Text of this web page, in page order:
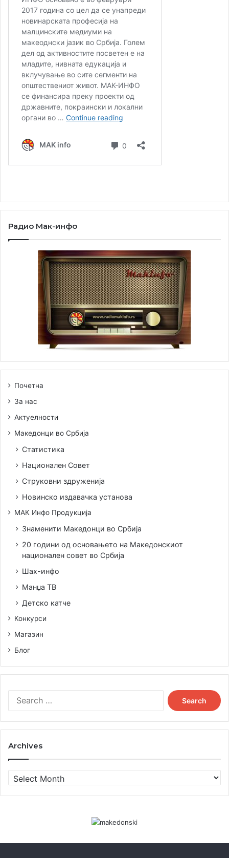
Радио Мак-инфо
Почетна
За нас
Актуелности
Македонци во Србија
Статистика
Национален Совет
Струковни здруженија
Новинско издавачка установа
МАК Инфо Продукција
Знаменити Македонци во Србија
20 години од основањето на Македонскиот
национален совет во Србија
Шах-инфо
Манџа ТВ
Детско катче
Конкурси
Магазин
Блог
Search
for:
Archives
Archives